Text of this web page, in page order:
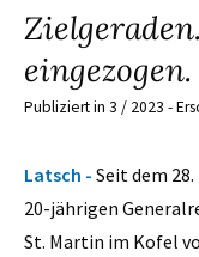
eingezogen.
Publiziert in 3 / 2023 -
Latsch - Seit dem
20-jährigen
St. Martin im Kofel